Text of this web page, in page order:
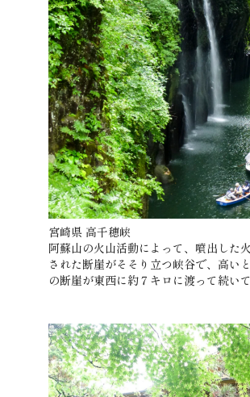
宮崎県 高千穂峡
阿蘇山の火山活動によって、噴出した
された断崖がそそり立つ峡谷で、高い
の断崖が東西に約７キロに渡って続いて